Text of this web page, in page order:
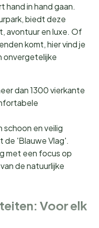
hand in hand gaan.
biedt deze
avontuur en luxe. Of
komt, hier vind je
onvergetelijke
dan 1300 vierkante
schoon en veilig
de 'Blauwe Vlag'.
met een focus op
de natuurlijke
Voor elk